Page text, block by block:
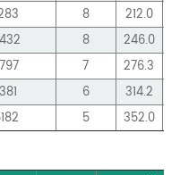
8 212.0
8 246.0
7 276.3
6 314.2
5 352.0